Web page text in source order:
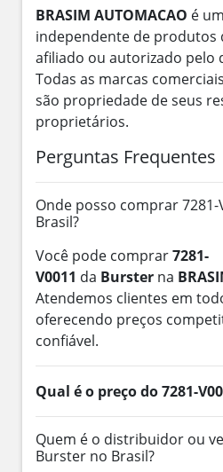
BRASIM AUTOMACAO é
independente de produtos
afiliado ou autorizado pelo
Todas as marcas
são propriedade de seus
proprietários.
Perguntas Frequentes
Onde posso comprar
Brasil?
Você pode comprar7281-
V0011 da Burster na
Atendemos clientes em
oferecendo preços
confiável.
Qual é o preço do 7281-
Quem é o distribuidor ou
Burster no Brasil?